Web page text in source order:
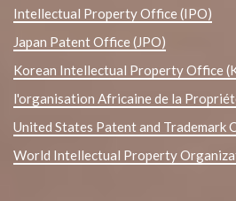
Intellectual Property Office (IPO)
Japan Patent Office (JPO)
Korean Intellectual Property Office
l'organisation Africaine de la
United States Patent and Trademark
World Intellectual Property